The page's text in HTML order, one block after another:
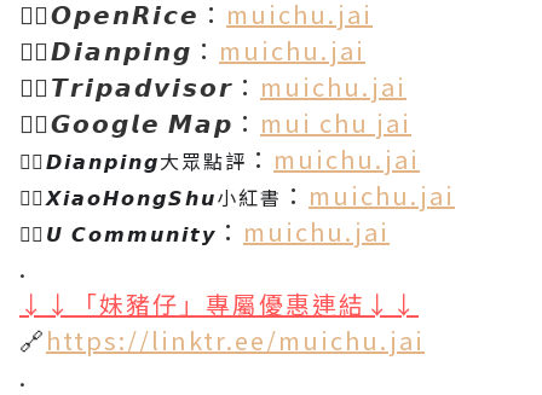
👉🏻𝙊𝙥𝙚𝙣𝙍𝙞𝙘𝙚： muichu.jai
👉🏻𝘿𝙞𝙖𝙣𝙥𝙞𝙣𝙜： muichu.jai
👉🏻𝙏𝙧𝙞𝙥𝙖𝙙𝙫𝙞𝙨𝙤𝙧： muichu.jai
👉🏻𝙂𝙤𝙤𝙜𝙡𝙚 𝙈𝙖𝙥： mui chu jai
👉🏻𝘿𝙞𝙖𝙣𝙥𝙞𝙣𝙜大眾點評 ： muichu.jai
👉🏻𝙓𝙞𝙖𝙤𝙃𝙤𝙣𝙜𝙎𝙝𝙪小紅書 ： muichu.jai
👉🏻𝙐 𝘾𝙤𝙢𝙢𝙪𝙣𝙞𝙩𝙮 ： muichu.jai
.
↓↓「妹豬仔」專屬優惠連結↓↓
🔗https://linktr.ee/muichu.jai
.